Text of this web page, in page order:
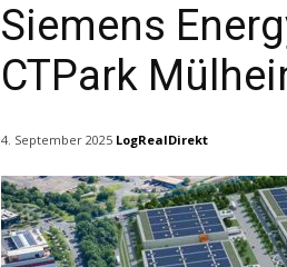
Siemens
CTPark
4. September 2025 LogRealDirekt